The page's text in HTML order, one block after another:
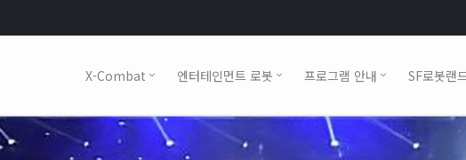
X-Combat 엔터테인먼트 로봇 프로그램 안내 SF로봇랜